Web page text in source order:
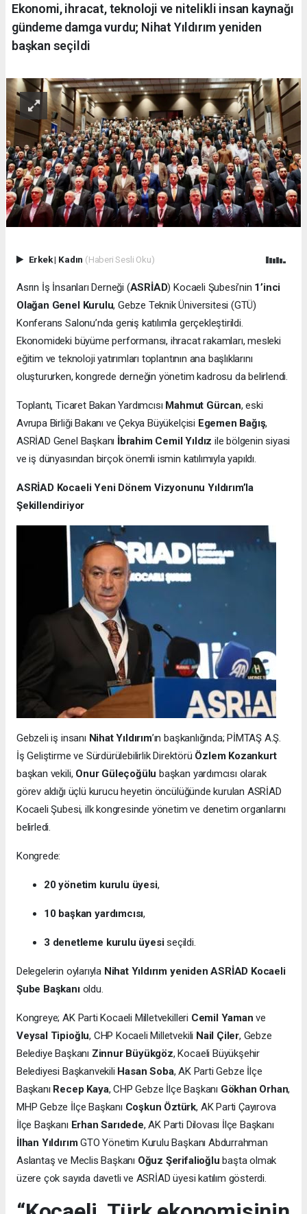
Ekonomi, ihracat, teknoloji ve nitelikli insan kaynağı
gündeme damga vurdu; Nihat Yıldırım yeniden
başkan seçildi
Erkek| Kadın (Haberi Sesli Oku)
Asrın İş İnsanları Derneği (ASRİAD) Kocaeli Şubesi’nin 1’inci
Olağan Genel Kurulu, Gebze Teknik Üniversitesi (GTÜ)
Konferans Salonu’nda geniş katılımla gerçekleştirildi.
Ekonomideki büyüme performansı, ihracat rakamları, mesleki
eğitim ve teknoloji yatırımları toplantının ana başlıklarını
oluştururken, kongrede derneğin yönetim kadrosu da belirlendi.
Toplantı, Ticaret Bakan Yardımcısı Mahmut Gürcan, eski
Avrupa Birliği Bakanı ve Çekya Büyükelçisi Egemen Bağış,
ASRİAD Genel Başkanı İbrahim Cemil Yıldız ile bölgenin siyasi
ve iş dünyasından birçok önemli ismin katılımıyla yapıldı.
ASRİAD Kocaeli Yeni Dönem Vizyonunu Yıldırım’la
Şekillendiriyor
Gebzeli iş insanı Nihat Yıldırım’ın başkanlığında; PİMTAŞ A.Ş.
İş Geliştirme ve Sürdürülebilirlik Direktörü Özlem Kozankurt
başkan vekili, Onur Güleçoğülu başkan yardımcısı olarak
görev aldığı üçlü kurucu heyetin öncülüğünde kurulan ASRİAD
Kocaeli Şubesi, ilk kongresinde yönetim ve denetim organlarını
belirledi.
Kongrede:
20 yönetim kurulu üyesi,
10 başkan yardımcısı,
3 denetleme kurulu üyesiseçildi.
Delegelerin oylarıyla Nihat Yıldırım yeniden ASRİAD Kocaeli
Şube Başkanıoldu.
Kongreye; AK Parti Kocaeli Milletvekilleri Cemil Yaman ve
Veysal Tipioğlu, CHP Kocaeli Milletvekili Nail Çiler, Gebze
Belediye Başkanı Zinnur Büyükgöz, Kocaeli Büyükşehir
Belediyesi Başkanvekili Hasan Soba, AK Parti Gebze İlçe
Başkanı Recep Kaya, CHP Gebze İlçe Başkanı Gökhan Orhan,
MHP Gebze İlçe Başkanı Coşkun Öztürk, AK Parti Çayırova
İlçe Başkanı Erhan Sarıdede, AK Parti Dilovası İlçe Başkanı
İlhan YıldırımGTO Yönetim Kurulu Başkanı Abdurrahman
Aslantaş ve Meclis Başkanı Oğuz Şerifalioğlu başta olmak
üzere çok sayıda davetli ve ASRİAD üyesi katılım gösterdi.